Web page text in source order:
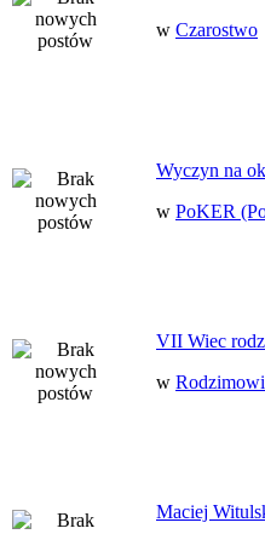
w Czarostwo
Wyczyn na
w PoKER
VII Wiec
w
Maciej